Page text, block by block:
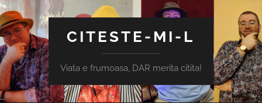
CITESTE-MI-L
Viata e frumoasa, DAR merita citita!